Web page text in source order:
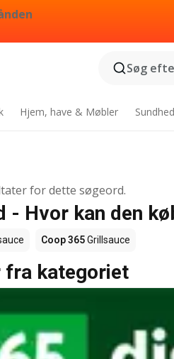
Søg
Hjem, have & Møbler
for dette søgeord.
- Hvor kan den
Coop 365Grillsauce
fra kategoriet